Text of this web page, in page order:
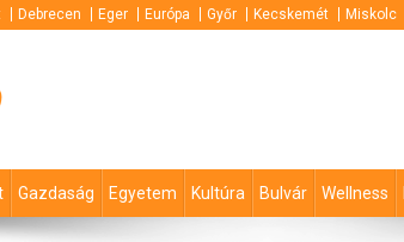
Debrecen Eger Európa Győr Kecskemét Miskolc
Gazdaság Egyetem Kultúra Bulvár Wellness